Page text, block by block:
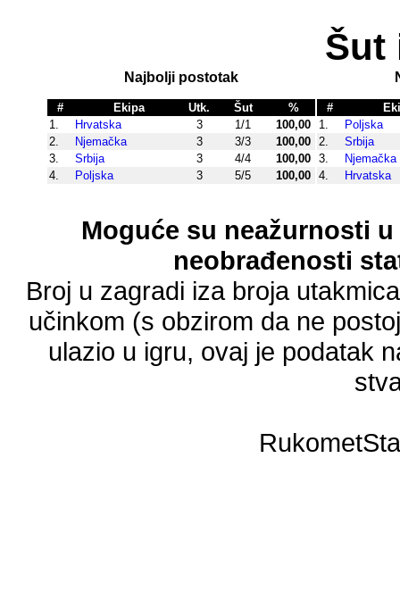
Šut
Najbolji postotak
# Ekipa Utk. Šut
%
1.
Hrvatska 3 1/1
100,00
2.
Njemačka 3 3/3
100,00
3.
Srbija 3 4/4
100,00
4.
Poljska 3 5/5 100,00
#
1.
Poljska
2.
Srbija
3.
Njemačka
4.
Hrvatska
Moguće su neažurnosti
neobrađenosti
Broj u zagradi iza broja
učinkom (s obzirom da ne
ulazio u igru, ovaj je podatak